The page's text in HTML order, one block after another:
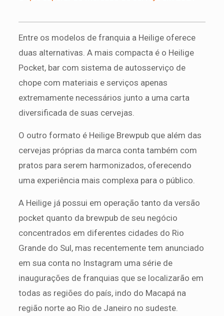
Entre os modelos de franquia a Heilige oferece
duas alternativas. A mais compacta é o Heilige
Pocket, bar com sistema de autosserviço de
chope com materiais e serviços apenas
extremamente necessários junto a uma carta
diversificada de suas cervejas.
O outro formato é Heilige Brewpub que além das
cervejas próprias da marca conta também com
pratos para serem harmonizados, oferecendo
uma experiência mais complexa para o público.
A Heilige já possui em operação tanto da versão
pocket quanto da brewpub de seu negócio
concentrados em diferentes cidades do Rio
Grande do Sul, mas recentemente tem anunciado
em sua conta no Instagram uma série de
inaugurações de franquias que se localizarão em
todas as regiões do país, indo do Macapá na
região norte ao Rio de Janeiro no sudeste.